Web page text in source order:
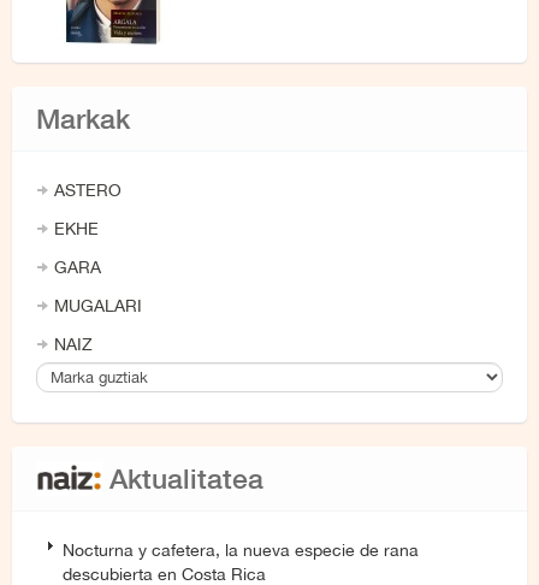
Markak
ASTERO
EKHE
GARA
MUGALARI
NAIZ
Aktualitatea
Nocturna y cafetera, la nueva especie de rana
descubierta en Costa Rica